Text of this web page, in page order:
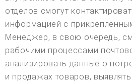
отделов смогут
информацией с
Менеджер, в свою очередь,
рабочими процессами
анализировать данные о
и продажах товаров,